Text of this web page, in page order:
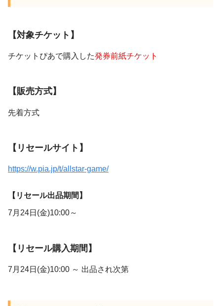
【対象チケット】
チケットぴあで購入した発券前紙チケット
【販売方式】
先着方式
【リセールサイト】
https://w.pia.jp/t/allstar-game/
【リセール出品期間】
7月24日(金)10:00～
【リセール購入期間】
7月24日(金)10:00 ～ 出品され次第